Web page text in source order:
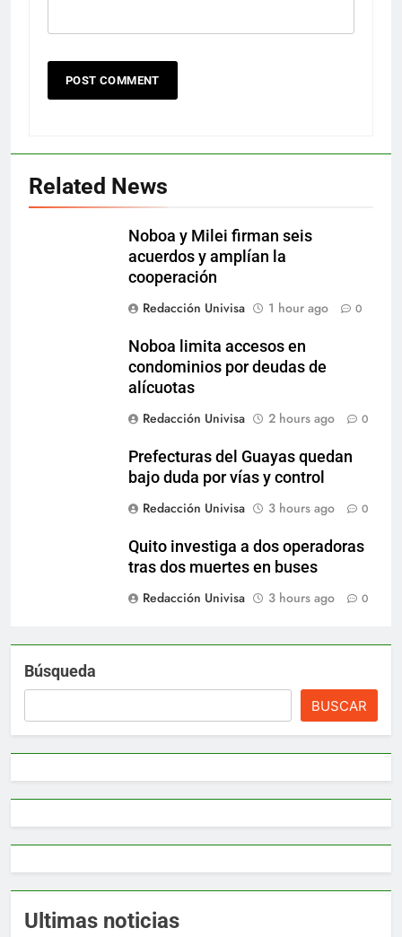
Related News
Noboa y Milei firman seis
acuerdos y amplían la
cooperación
Redacción Univisa
1 hour ago 0
Noboa limita accesos en
condominios por deudas de
alícuotas
Redacción Univisa
2 hours ago 0
Prefecturas del Guayas quedan
bajo duda por vías y control
Redacción Univisa
3 hours ago 0
Quito investiga a dos operadoras
tras dos muertes en buses
Redacción Univisa
3 hours ago 0
Búsqueda
BUSCAR
Ultimas noticias